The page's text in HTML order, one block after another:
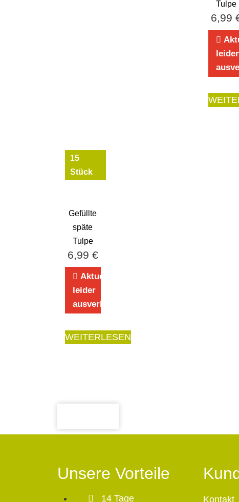
Tulpe
6,99
leider
15
Stück
Gefüllte
späte
Tulpe
6,99 €
Aktuell
leider
ausverkauft
WEITERLESEN
Unsere Vorteile
14 Tage Kontakt